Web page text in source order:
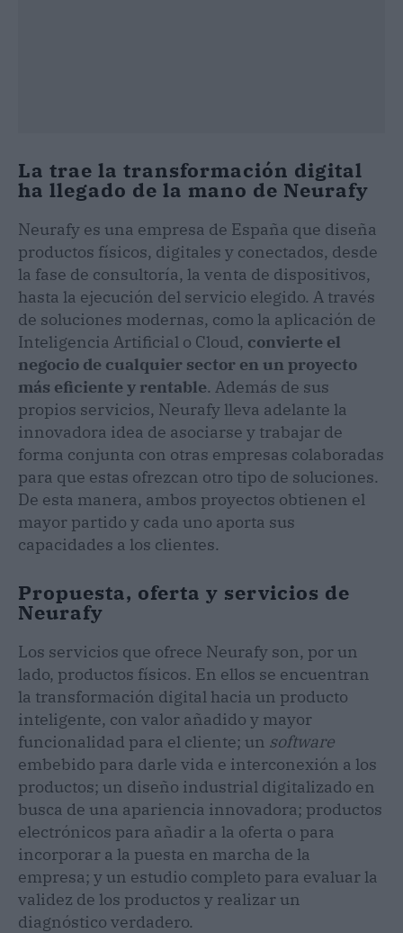
La trae la transformación digital
ha llegado de la mano de Neurafy
Neurafy es una empresa de España que diseña
productos físicos, digitales y conectados, desde
la fase de consultoría, la venta de dispositivos,
hasta la ejecución del servicio elegido. A través
de soluciones modernas, como la aplicación de
Inteligencia Artificial o Cloud, convierte el
negocio de cualquier sector en un proyecto
más eficiente y rentable. Además de sus
propios servicios, Neurafy lleva adelante la
innovadora idea de asociarse y trabajar de
forma conjunta con otras empresas colaboradas
para que estas ofrezcan otro tipo de soluciones.
De esta manera, ambos proyectos obtienen el
mayor partido y cada uno aporta sus
capacidades a los clientes.
Propuesta, oferta y servicios de
Neurafy
Los servicios que ofrece Neurafy son, por un
lado, productos físicos. En ellos se encuentran
la transformación digital hacia un producto
inteligente, con valor añadido y mayor
funcionalidad para el cliente; un software
embebido para darle vida e interconexión a los
productos; un diseño industrial digitalizado en
busca de una apariencia innovadora; productos
electrónicos para añadir a la oferta o para
incorporar a la puesta en marcha de la
empresa; y un estudio completo para evaluar la
validez de los productos y realizar un
diagnóstico verdadero.